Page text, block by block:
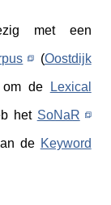
met een
(Oostdijk
de Lexical
het SoNaR
de Keyword